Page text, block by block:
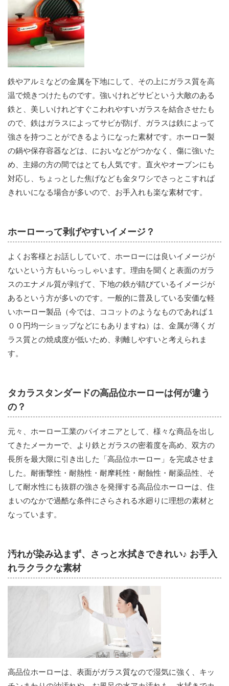
鉄やアルミなどの金属を下地にして、その上にガラス質を高
温で焼きつけたものです。強いけれどサビという大敵のある
鉄と、美しいけれどすぐこわれやすいガラスを結合させたも
ので、鉄はガラスによってサビが防げ、ガラスは鉄によって
強さを持つことができるようになった素材です。ホーロー製
の鍋や保存容器などは、においなどがつかなく、傷に強いた
め、主婦の方の間ではとても人気です。直火やオーブンにも
対応し、ちょっとした焦げなども金タワシでさっとこすれば
きれいになる場合が多いので、お手入れも楽な素材です。
ホーローって剥げやすいイメージ？
よくお客様とお話ししていて、ホーローには良いイメージが
ないという方もいらっしゃいます。理由を聞くと表面のガラ
スのエナメル質が剥げて、下地の鉄が錆びているイメージが
あるという方が多いのです。一般的に普及している安価な軽
いホーロー製品（今では、ココットのようなものであれば１
００円均一ショップなどにもありますね）は、金属が薄くガ
ラス質との焼成度が低いため、剥離しやすいと考えられま
す。
タカラスタンダードの高品位ホーローは何が違う
の？
元々、ホーロー工業のパイオニアとして、様々な商品を出し
てきたメーカーで、より鉄とガラスの密着度を高め、双方の
長所を最大限に引き出した「高品位ホーロー」を完成させま
した。耐衝撃性・耐熱性・耐摩耗性・耐蝕性・耐薬品性、そ
して耐水性にも抜群の強さを発揮する高品位ホーローは、住
まいのなかで過酷な条件にさらされる水廻りに理想の素材と
なっています。
汚れが染み込まず、さっと水拭きできれい♪ お手入
れラクラクな素材
高品位ホーローは、表面がガラス質なので湿気に強く、キッ